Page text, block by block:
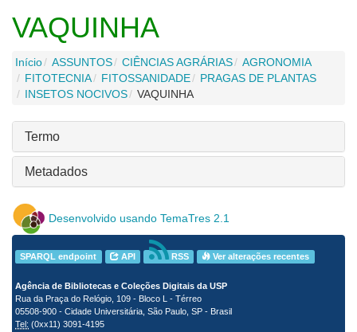
VAQUINHA
Início ASSUNTOS CIÊNCIAS AGRÁRIAS
AGRONOMIA
FITOTECNIA
FITOSSANIDADE
PRAGAS DE PLANTAS
INSETOS NOCIVOS
VAQUINHA
Termo
Metadados
Desenvolvido usando TemaTres 2.1
SPARQL endpoint API RSS Ver alterações recentes
Agência de Bibliotecas e Coleções Digitais da USP
Rua da Praça do Relógio, 109 - Bloco L - Térreo
05508-900 - Cidade Universitária, São Paulo, SP - Brasil
Tel: (0xx11) 3091-4195